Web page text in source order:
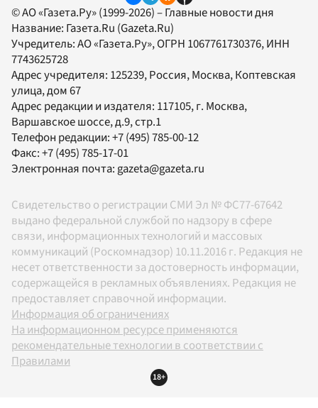
© АО «Газета.Ру» (1999-2026) – Главные новости дня
Название: Газета.Ru (Gazeta.Ru)
Учредитель:АО «Газета.Ру», ОГРН 1067761730376, ИНН
7743625728
Адрес учредителя: 125239, Россия, Москва, Коптевская
улица, дом 67
Адрес редакции и издателя: 117105, г. Москва,
Варшавское шоссе, д.9, стр.1
Телефон редакции:+7 (495) 785-00-12
Факс:+7 (495) 785-17-01
Электронная почта:gazeta@gazeta.ru
Свидетельство о регистрации СМИ Эл № ФС77-67642
выдано федеральной службой по надзору в сфере
связи, информационных технологий и массовых
коммуникаций (Роскомнадзор) 10.11.2016 г. Редакция не
несет ответственности за достоверность информации,
содержащейся в рекламных объявлениях. Редакция не
предоставляет справочной информации.
Информация об ограничениях
На информационном ресурсе применяются
рекомендательные технологии в соответствии с
Правилами
18+